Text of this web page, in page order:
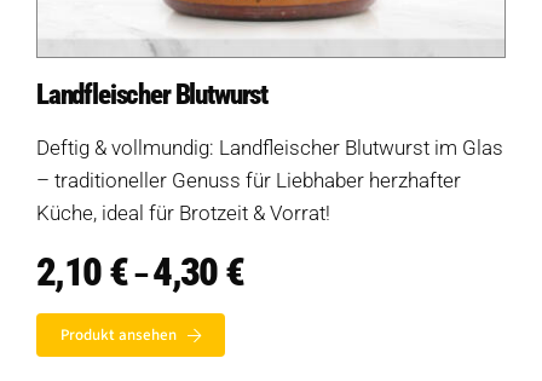
Landfleischer Blutwurst
Deftig & vollmundig: Landfleischer Blutwurst im Glas
– traditioneller Genuss für Liebhaber herzhafter
Küche, ideal für Brotzeit & Vorrat!
2,10€ –4,30€Preisspanne:
2,10 €
Produkt ansehen